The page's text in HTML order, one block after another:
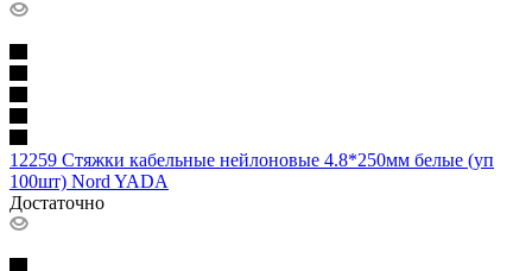
12259 Стяжки кабельные нейлоновые 4.8*250мм белые (уп
100шт) Nord YADA
Достаточно